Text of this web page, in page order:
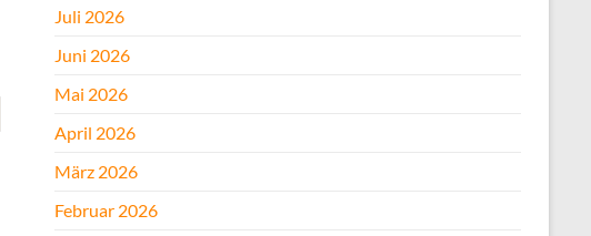
Juli 2026
Juni 2026
Mai 2026
April 2026
März 2026
Februar 2026